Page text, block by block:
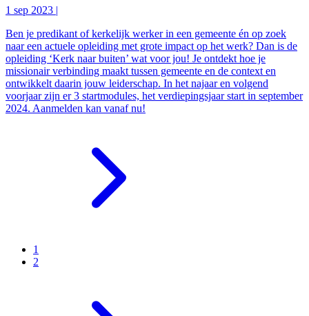
1 sep 2023 |
Ben je predikant of kerkelijk werker in een gemeente én op zoek
naar een actuele opleiding met grote impact op het werk? Dan is de
opleiding ‘Kerk naar buiten’ wat voor jou! Je ontdekt hoe je
missionair verbinding maakt tussen gemeente en de context en
ontwikkelt daarin jouw leiderschap. In het najaar en volgend
voorjaar zijn er 3 startmodules, het verdiepingsjaar start in september
2024. Aanmelden kan vanaf nu!
1
2